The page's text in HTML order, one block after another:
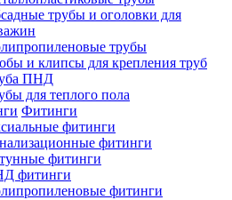
трубы и оголовки для
трубы
и клипсы для крепления труб
ПНД
для теплого пола
Фитинги
фитинги
фитинги
фитинги
фитинги
фитинги